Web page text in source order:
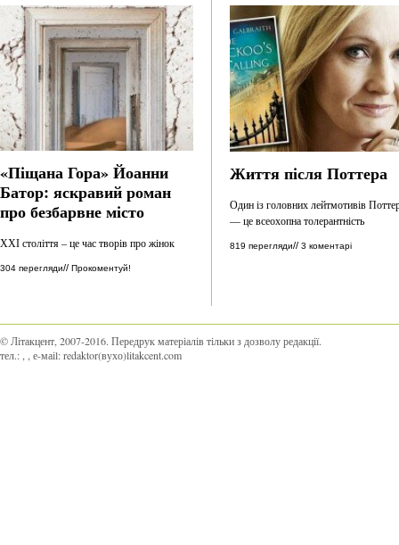
«Піщана Гора» Йоанни
Батор: яскравий роман
про безбарвне місто
ХХІ століття – це час творів про жінок
304 перегляди// Прокоментуй!
Життя після Поттера
Один із головних лейтмотивів
— це всеохопна толерантність
819 перегляди// 3 коментарі
© Літакцент, 2007-2016. Передрук матеріалів тільки з дозволу редакції.
тел.:
, е-маіl:redaktor(вухо)litakcent.com